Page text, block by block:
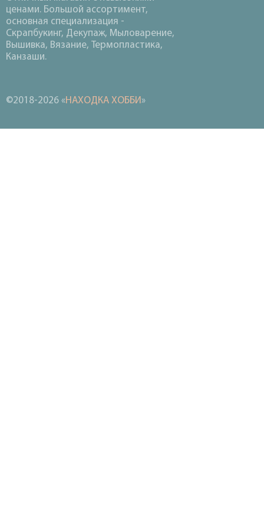
ценами. Большой ассортимент,
основная специализация -
Скрапбукинг, Декупаж, Мыловарение,
Вышивка, Вязание, Термопластика,
Канзаши.
©2018-2026 «НАХОДКА ХОББИ»